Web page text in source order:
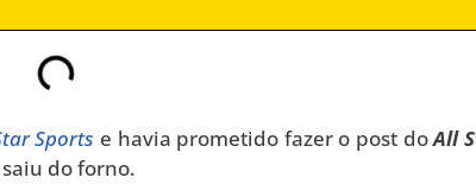
Sports e havia prometido fazer o post doAll
do forno.